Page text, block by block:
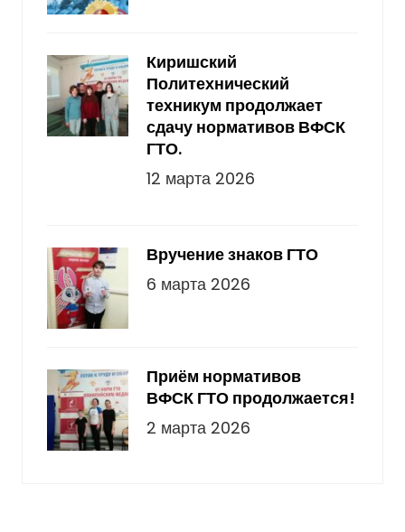
Киришский
Политехнический
техникум продолжает
сдачу нормативов ВФСК
ГТО.
12 марта 2026
Вручение знаков ГТО
6 марта 2026
Приём нормативов
ВФСК ГТО продолжается!
2 марта 2026